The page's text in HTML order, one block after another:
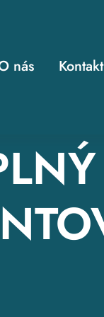
nás Kontakt